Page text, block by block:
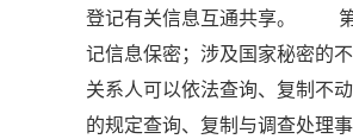
登记有关信息互通共享。 第
记信息保密；涉及国家秘密
关系人可以依法查询、复制
的规定查询、复制与调查处